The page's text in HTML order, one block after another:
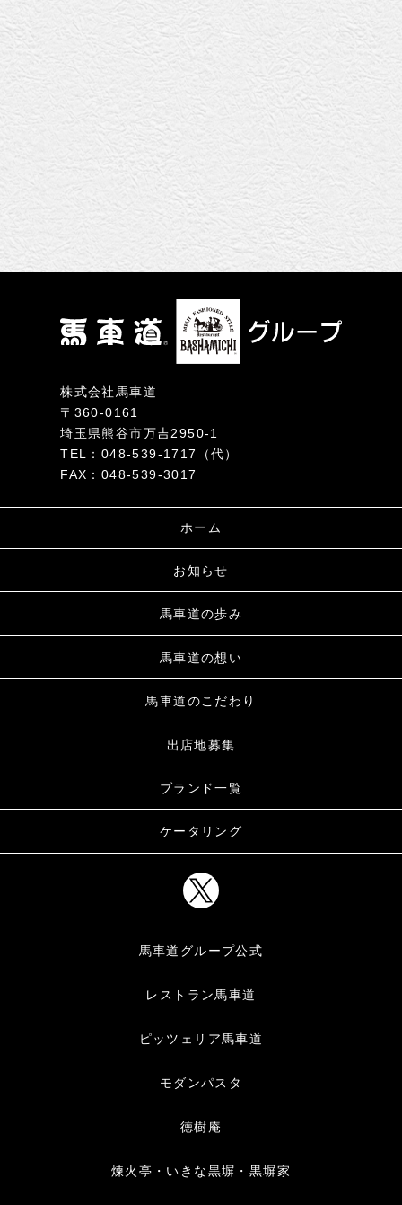
株式会社馬車道
〒360-0161
埼玉県熊谷市万吉2950-1
TEL：048-539-1717（代）
FAX：048-539-3017
ホーム
お知らせ
馬車道の歩み
馬車道の想い
馬車道のこだわり
出店地募集
ブランド一覧
ケータリング
馬車道グループ公式
レストラン馬車道
ピッツェリア馬車道
モダンパスタ
徳樹庵
煉火亭・いきな黒塀・黒塀家